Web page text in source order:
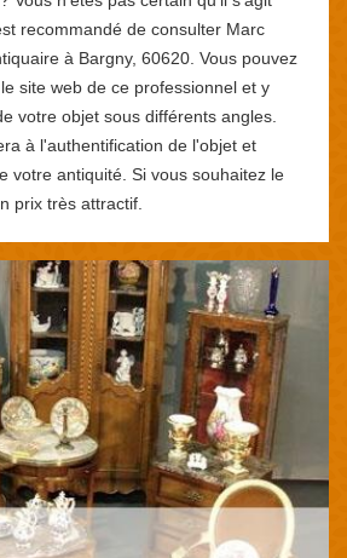
recommandé de consulter Marc
à Bargny, 60620. Vous pouvez
site web de ce professionnel et y
votre objet sous différents angles.
à l'authentification de l'objet et
votre antiquité. Si vous souhaitez le
prix très attractif.